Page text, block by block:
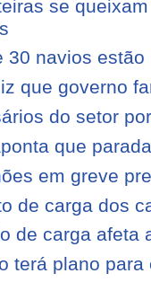
se
30 navios
que governo
do setor
que
em greve
de carga dos
de carga afeta
terá plano